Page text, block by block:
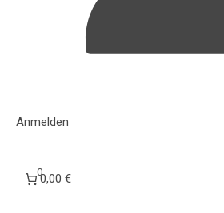
Anmelden
00,00 €